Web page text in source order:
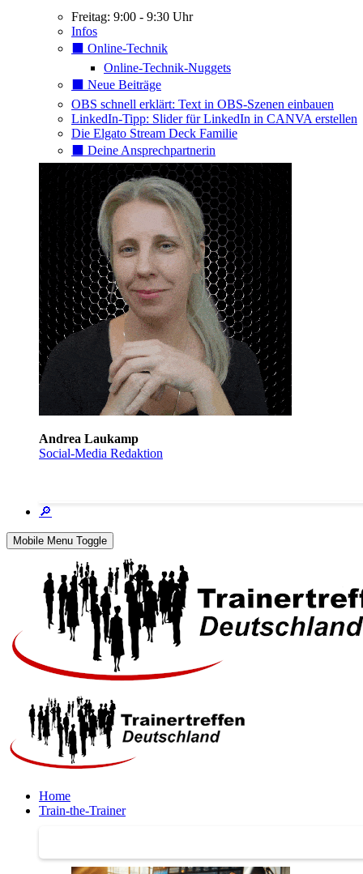
Freitag: 9:00 - 9:30 Uhr
Infos
⬛️ Online-Technik
Online-Technik-Nuggets
⬛️ Neue Beiträge
OBS schnell erklärt: Text in OBS-Szenen einbauen
LinkedIn-Tipp: Slider für LinkedIn in CANVA erstellen
Die Elgato Stream Deck Familie
⬛️ Deine Ansprechpartnerin
Andrea Laukamp
Social-Media Redaktion
🔎
Mobile Menu Toggle
Home
Train-the-Trainer